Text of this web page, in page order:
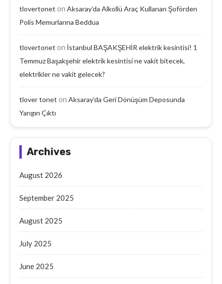
tlovertonet on Aksaray’da Alkollü Araç Kullanan Şoförden
Polis Memurlarına Beddua
tlovertonet on İstanbul BAŞAKŞEHİR elektrik kesintisi! 1
Temmuz Başakşehir elektrik kesintisi ne vakit bitecek,
elektrikler ne vakit gelecek?
tlover tonet on Aksaray’da Geri Dönüşüm Deposunda
Yangın Çıktı
Archives
August 2026
September 2025
August 2025
July 2025
June 2025